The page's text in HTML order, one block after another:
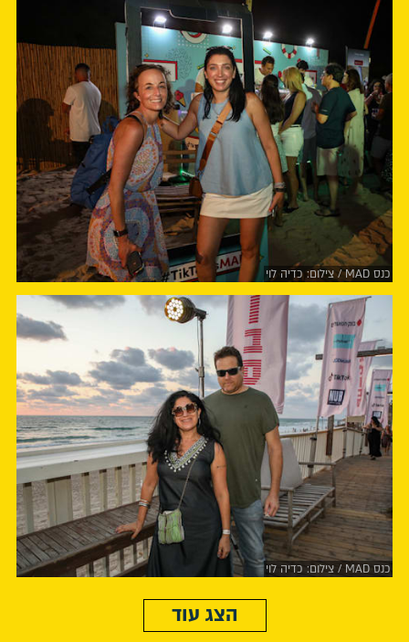
כנס MAD / צילום: כדיה לוי
כנס MAD / צילום: כדיה לוי
הצג עוד